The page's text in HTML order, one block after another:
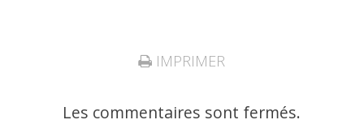
IMPRIMER
Les commentaires sont fermés.